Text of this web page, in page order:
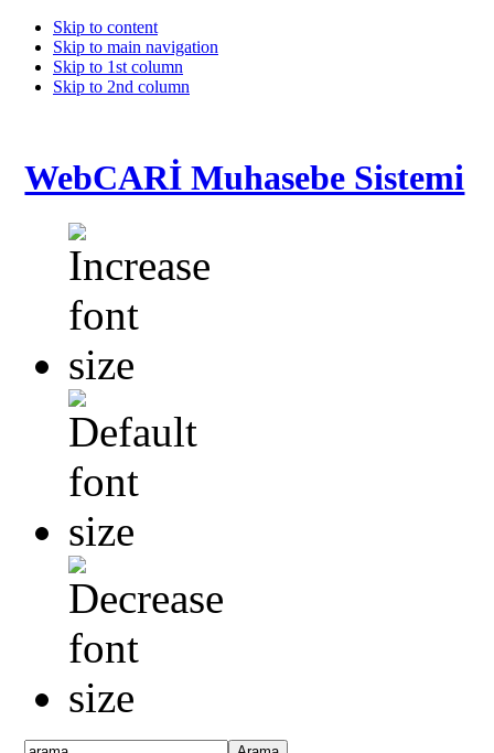
Skip to content
Skip to main navigation
Skip to 1st column
Skip to 2nd column
WebCARİ Muhasebe Sistemi